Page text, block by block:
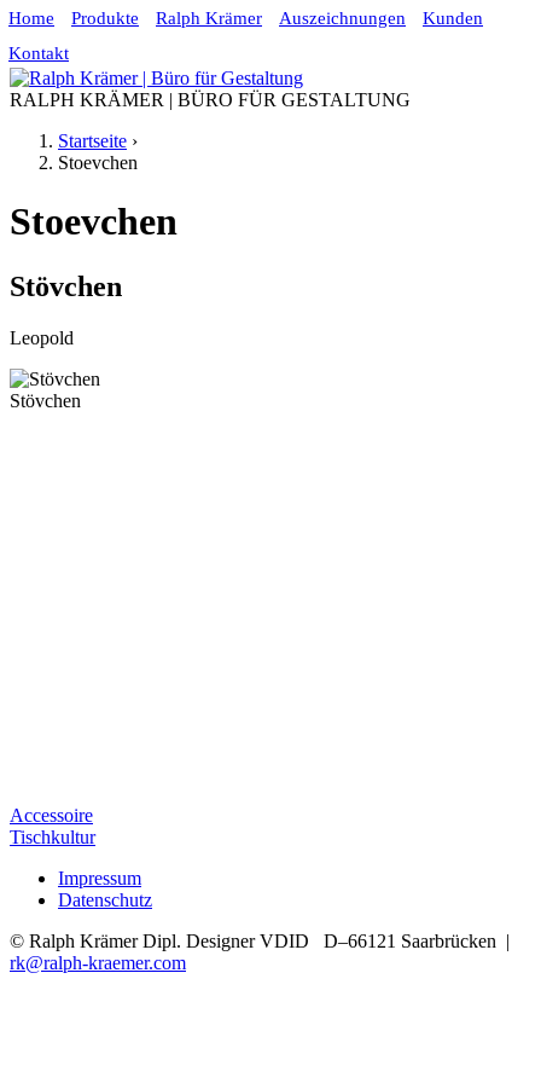
Jump to navigation
Home Produkte Ralph Krämer Auszeichnungen
Kunden
Kontakt
RALPH KRÄMER | BÜRO FÜR GESTALTUNG
Sie sind hier
Startseite ›
Stoevchen
Stoevchen
Stövchen
Leopold
Stövchen
Accessoire
Tischkultur
Impressum
Datenschutz
© Ralph Krämer Dipl. Designer VDID D–66121 Saarbrücken |
rk@ralph-kraemer.com